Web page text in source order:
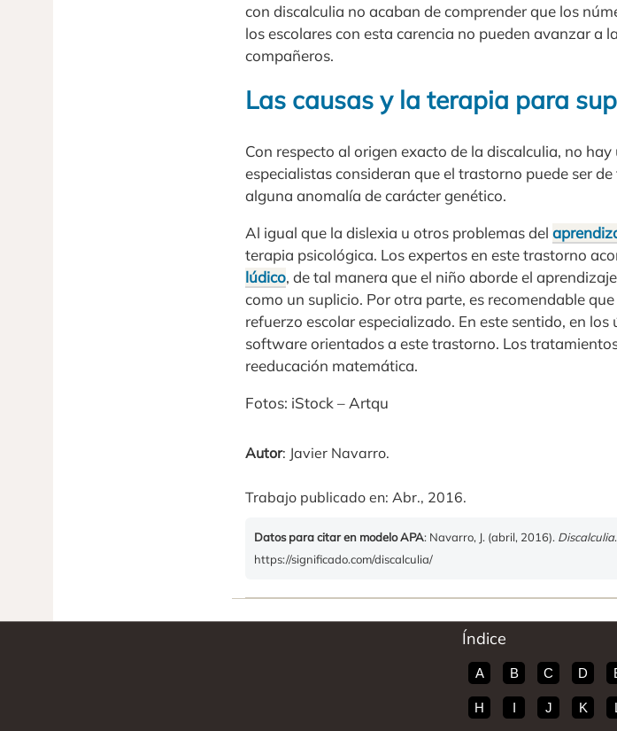
con discalculia no acaban de comprender que los
los escolares con esta carencia no pueden avanzar a
compañeros.
Las causas y la terapia para
Con respecto al origen exacto de la discalculia, no
especialistas consideran que el trastorno puede ser
alguna anomalía de carácter genético.
Al igual que la dislexia u otros problemas del
terapia psicológica. Los expertos en este trastorno
lúdico, de tal manera que el niño aborde el
como un suplicio. Por otra parte, es recomendable
refuerzo escolar especializado. En este sentido, en
software orientados a este trastorno. Los
reeducación matemática.
Fotos: iStock – Artqu
Autor: Javier Navarro.
Trabajo publicado en: Abr., 2016.
Datos para citar en modelo APA: Navarro, J. (abril, 2016). Discalculia
https://significado.com/discalculia/
Índice
A B C D
H I J K